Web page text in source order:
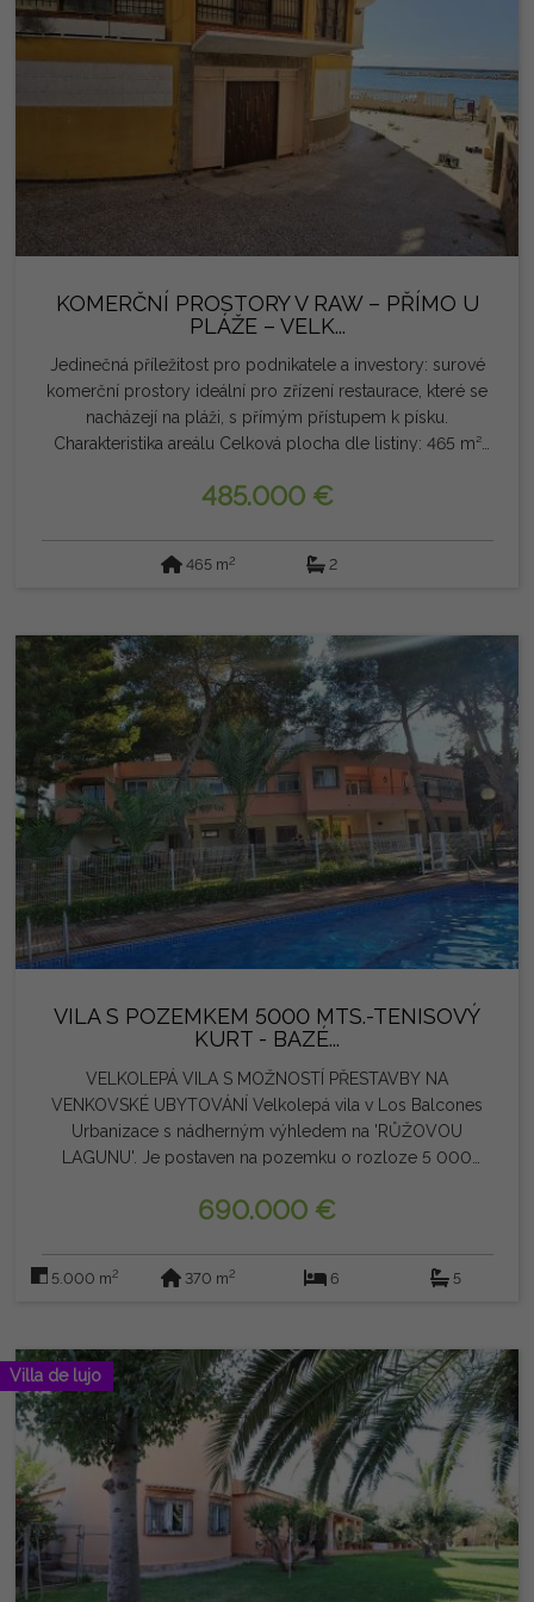
nejdynamičtějších a nejžádanějších oblastí Torrevieja.
Právní upozornění: Poplatky a daně nejsou zahrnuty.
Poskytnuté informace jsou orientační a právně nezávazné a
mohou obsahovat chyby.
KOMERČNÍ PROSTORY V RAW – PŘÍMO U
PLÁŽE – VELK...
Jedinečná příležitost pro podnikatele a investory: surové
komerční prostory ideální pro zřízení restaurace, které se
nacházejí na pláži, s přímým přístupem k písku.
Charakteristika areálu Celková plocha dle listiny: 465 m²
lineárních metrů fasády obrácené k moři, ideální pro
dodávány kompletně surové, což nabízí svobodu
transformaci na moderní a exkluzivní přímořskou
restauraci. Privilegovaná poloha a prostor s obrovskými
možnostmi. Ideální pro ty, kteří si chtějí otevřít restauraci v
oblasti s vysokým provozem a viditelností. Cena dohodou.
Prodává se v současném stavu. Právní upozornění:
Poplatky a daně nejsou zahrnuty. Poskytnuté informace
jsou orientační a právně nezávazné a mohou obsahovat
chyby.
485.000 €
465 m2 2
VILA S POZEMKEM 5000 MTS.-TENISOVÝ
KURT - BAZÉ...
VELKOLEPÁ VILA S MOŽNOSTÍ PŘESTAVBY NA
VENKOVSKÉ UBYTOVÁNÍ Velkolepá vila v Los Balcones
Urbanizace s nádherným výhledem na 'RŮŽOVOU
LAGUNU'. Je postaven na pozemku o rozloze 5 000
koupelnu. Má velké terasy s nádherným výhledem na
zařazení jako 'ubytování na venkově'. Nemá žádnou
komunitu a IBI je 1322 €/rok Je zde možnost získat další
sousední pozemek o rozloze 5 000 metrů (100 000,00
€).
690.000 €
5.000 m2 370 m2 6 5
Villa de lujo